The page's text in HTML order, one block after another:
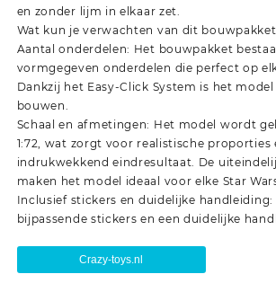
en zonder lijm in elkaar zet.
Wat kun je verwachten van dit
Aantal onderdelen: Het bouwpakket
vormgegeven onderdelen die perfect op
Dankzij het Easy-Click System is het
bouwen.
Schaal en afmetingen: Het model wordt
1:72, wat zorgt voor realistische proporties
indrukwekkend eindresultaat. De
maken het model ideaal voor elke Star
Inclusief stickers en duidelijke
bijpassende stickers en een duidelijke
Crazy-toys.nl